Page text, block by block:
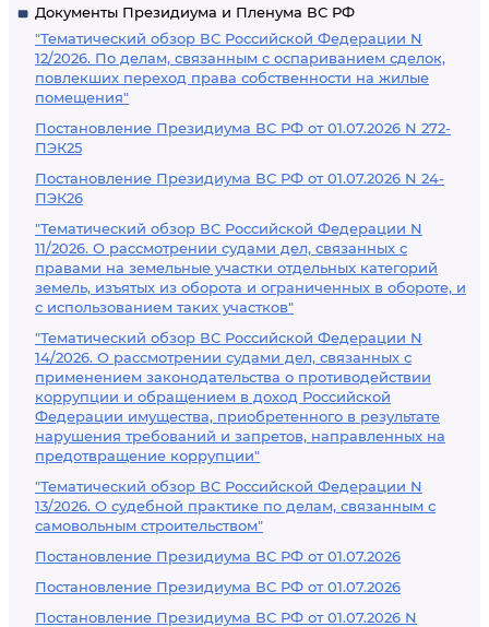
Документы Президиума и Пленума ВС РФ
"Тематический обзор ВС Российской Федерации N
12/2026. По делам, связанным с оспариванием сделок,
повлекших переход права собственности на жилые
помещения"
Постановление Президиума ВС РФ от 01.07.2026 N 272-
ПЭК25
Постановление Президиума ВС РФ от 01.07.2026 N 24-
ПЭК26
"Тематический обзор ВС Российской Федерации N
11/2026. О рассмотрении судами дел, связанных с
правами на земельные участки отдельных категорий
земель, изъятых из оборота и ограниченных в обороте, и
с использованием таких участков"
"Тематический обзор ВС Российской Федерации N
14/2026. О рассмотрении судами дел, связанных с
применением законодательства о противодействии
коррупции и обращением в доход Российской
Федерации имущества, приобретенного в результате
нарушения требований и запретов, направленных на
предотвращение коррупции"
"Тематический обзор ВС Российской Федерации N
13/2026. О судебной практике по делам, связанным с
самовольным строительством"
Постановление Президиума ВС РФ от 01.07.2026
Постановление Президиума ВС РФ от 01.07.2026
Постановление Президиума ВС РФ от 01.07.2026 N